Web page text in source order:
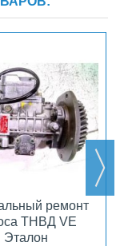
ремонт
ТНВД VE
Эталон